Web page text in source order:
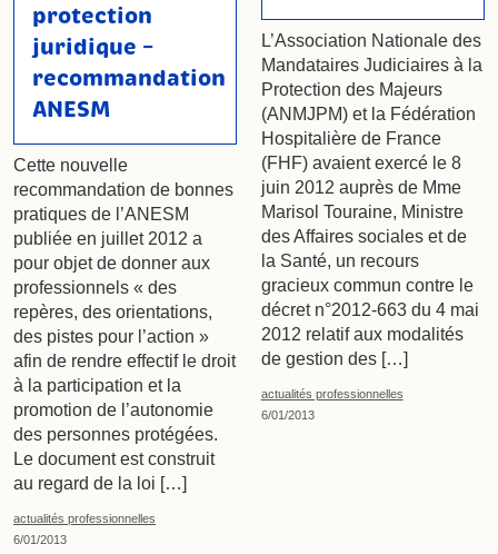
protection
juridique –
recommandation
ANESM
Cette nouvelle
recommandation de bonnes
pratiques de l’ANESM
publiée en juillet 2012 a
pour objet de donner aux
professionnels « des
repères, des orientations,
des pistes pour l’action »
afin de rendre effectif le droit
à la participation et la
promotion de l’autonomie
des personnes protégées.
Le document est construit
au regard de la loi […]
actualités professionnelles
6/01/2013
L’Association Nationale des
Mandataires Judiciaires à la
Protection des Majeurs
(ANMJPM) et la Fédération
Hospitalière de France
(FHF) avaient exercé le 8
juin 2012 auprès de Mme
Marisol Touraine, Ministre
des Affaires sociales et de
la Santé, un recours
gracieux commun contre le
décret n°2012-663 du 4 mai
2012 relatif aux modalités
de gestion des […]
actualités professionnelles
6/01/2013